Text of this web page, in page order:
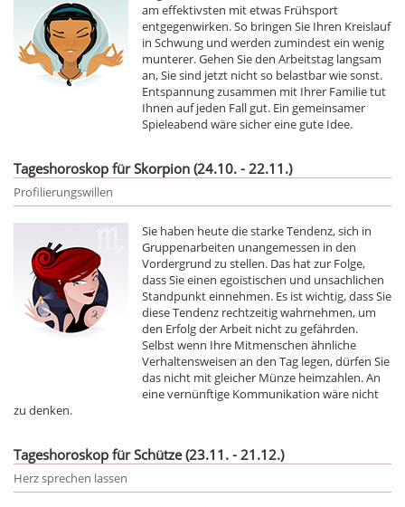
am effektivsten mit etwas Frühsport
entgegenwirken. So bringen Sie Ihren Kreislauf
in Schwung und werden zumindest ein wenig
munterer. Gehen Sie den Arbeitstag langsam
an, Sie sind jetzt nicht so belastbar wie sonst.
Entspannung zusammen mit Ihrer Familie tut
Ihnen auf jeden Fall gut. Ein gemeinsamer
Spieleabend wäre sicher eine gute Idee.
Tageshoroskop für Skorpion (24.10. - 22.11.)
Profilierungswillen
Sie haben heute die starke Tendenz, sich in
Gruppenarbeiten unangemessen in den
Vordergrund zu stellen. Das hat zur Folge,
dass Sie einen egoistischen und unsachlichen
Standpunkt einnehmen. Es ist wichtig, dass Sie
diese Tendenz rechtzeitig wahrnehmen, um
den Erfolg der Arbeit nicht zu gefährden.
Selbst wenn Ihre Mitmenschen ähnliche
Verhaltensweisen an den Tag legen, dürfen Sie
das nicht mit gleicher Münze heimzahlen. An
eine vernünftige Kommunikation wäre nicht
zu denken.
Tageshoroskop für Schütze (23.11. - 21.12.)
Herz sprechen lassen